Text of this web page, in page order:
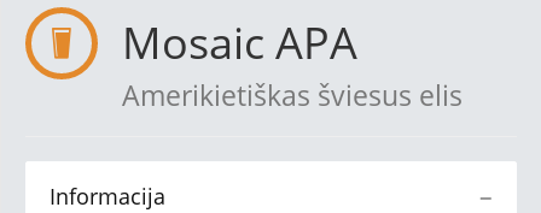
Mosaic APA
Amerikietiškas šviesus elis
−
Informacija